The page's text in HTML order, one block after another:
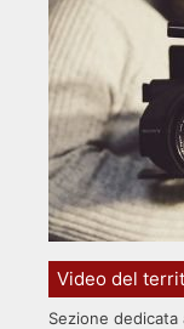
Video del
Sezione